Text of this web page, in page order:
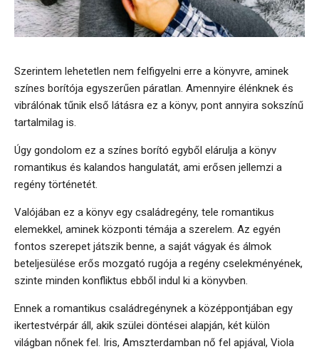
Szerintem lehetetlen nem felfigyelni erre a könyvre, aminek
színes borítója egyszerűen páratlan. Amennyire élénknek és
vibrálónak tűnik első látásra ez a könyv, pont annyira sokszínű
tartalmilag is.
Úgy gondolom ez a színes borító egyből elárulja a könyv
romantikus és kalandos hangulatát, ami erősen jellemzi a
regény történetét.
Valójában ez a könyv egy családregény, tele romantikus
elemekkel, aminek központi témája a szerelem. Az egyén
fontos szerepet játszik benne, a saját vágyak és álmok
beteljesülése erős mozgató rugója a regény cselekményének,
szinte minden konfliktus ebből indul ki a könyvben.
Ennek a romantikus családregénynek a középpontjában egy
ikertestvérpár áll, akik szülei döntései alapján, két külön
világban nőnek fel. Iris, Amszterdamban nő fel apjával, Viola